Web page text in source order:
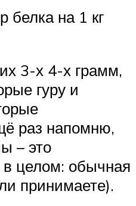
на 1 кг
3-х 4-х грамм,
гуру и
раз напомню,
– это
в целом: обычная
принимаете).